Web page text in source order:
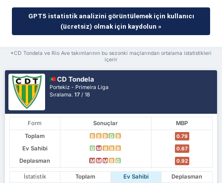
GPT5 istatistik analizini görüntülemek için kullanıcı
(ücretsiz) olmak için kaydolun »
*CD Tondela ve Rio Ave takımlarının bu sezonki maçlarından ortalama istatistikleri
içerir
CD Tondela
Portekiz - Primeira Liga
Sıralama.17 / 18
Form Sonuçlar
MBP
Toplam
B B B G B 0.79
Ev Sahibi G M B B B 0.67
Deplasman M M M B G 0.92
İstatistik Toplam Ev Sahibi
Deplasman